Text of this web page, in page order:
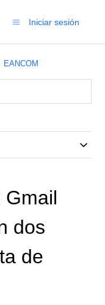
Iniciar sesión
EANCOM
Gmail
dos
de